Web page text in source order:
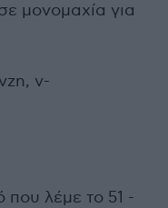
μονομαχία για
v-
λέμε το 51 -